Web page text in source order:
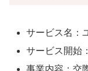
サービス名：
サービス開始